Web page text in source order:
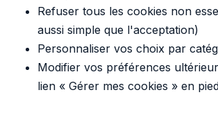
Refuser tous les cookies non
aussi simple que l'acceptation)
Personnaliser vos choix par
Modifier vos préférences
lien « Gérer mes cookies » en